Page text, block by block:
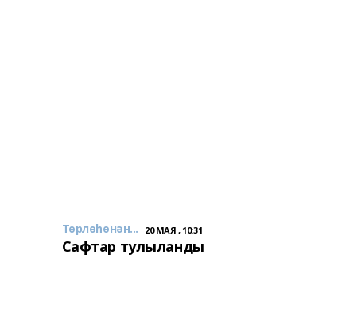
Төрлөһөнән... 20 МАЯ , 10:31
Сафтар тулыланды